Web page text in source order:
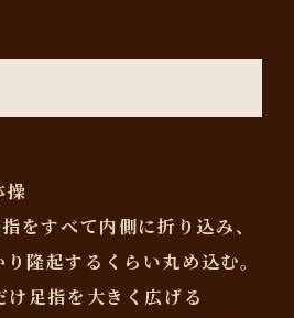
操
をすべて内側に折り込み、
隆起するくらい丸め込む。
足指を大きく広げる